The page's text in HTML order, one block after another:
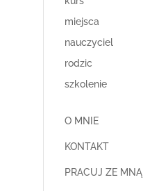
miejsca
nauczyciel
rodzic
szkolenie
O MNIE
KONTAKT
PRACUJ ZE MNĄ